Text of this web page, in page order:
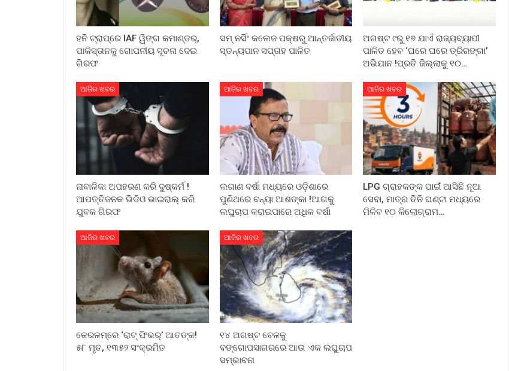
ହନି ଟ୍ରାପ୍‌ରେ IAF ୱିଙ୍ଗ କମାଣ୍ଡର୍,
ପାକିସ୍ତାନକୁ ଗୋପନୀୟ ସୂଚନା ଦେଇ
ଗିରଫ
ସମ୍ ନର୍ସିଂ କଲେଜ ପକ୍ଷରୁ ଆନ୍ତର୍ଜାତୀୟ
ସ୍ତନ୍ୟପାନ ସପ୍ତାହ ପାଳିତ
ଅଗଷ୍ଟ ୯ରୁ ୧୭ ଯାଏଁ ରାଜ୍ୟବ୍ୟାପୀ
ପାଳିତ ହେବ ‘ଘରେ ଘରେ ତ୍ରିରଙ୍ଗା’
ଅଭିଯାନ !ପ୍ରତି ଜିଲ୍ଲାକୁ ୧୦…
ଆଜିର ଖବର
ନାବାଳିକା ଅପହରଣ କରି ଦୁଷ୍କର୍ମ !
ଆପତ୍ତିଜନକ ଭିଡିଓ ଭାଇରାଲ୍ କରି
ଯୁବକ ଗିରଫ
ଆଜିର ଖବର
ଲଗାଣ ବର୍ଷା ମଧ୍ୟରେ ଓଡ଼ିଶାରେ
ପୁଣିଥରେ ବନ୍ୟା ଆଶଙ୍କା !ଆଗକୁ
ଲଘୁଚାପ କରାଇପାରେ ଅଧିକ ବର୍ଷା
ଆଜିର ଖବର
LPG ଗ୍ରାହକଙ୍କ ପାଇଁ ଆସିଛି ନୂଆ
ସେବା, ମାତ୍ର ତିନି ଘଣ୍ଟା ମଧ୍ୟରେ
ମିଳିବ ୧୦ କିଲୋଗ୍ରାମ…
ଆଜିର ଖବର
କେରଳମ୍‌ରେ ‘ରାଟ୍ ଫିଭର୍’ ଆତଙ୍କ!
୫୮ ମୃତ, ୧୩୫୨ ସଂକ୍ରମିତ
ଆଜିର ଖବର
୧୪ ଅଗଷ୍ଟ ବେଳକୁ
ବଙ୍ଗୋପସାଗରରେ ଆଉ ଏକ ଲଘୁଚାପ
ସମ୍ଭାବନା